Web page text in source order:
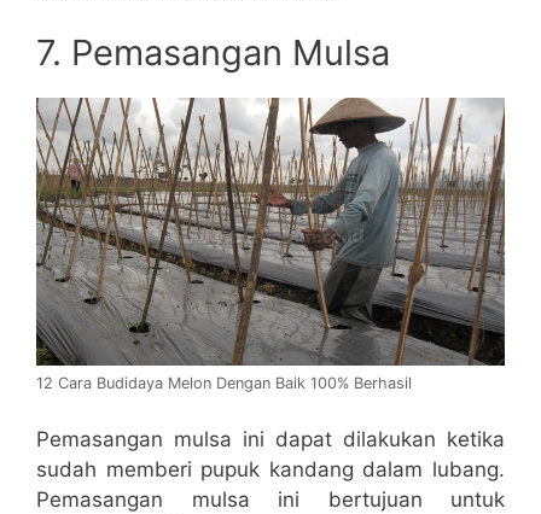
7. Pemasangan Mulsa
12 Cara Budidaya Melon Dengan Baik 100% Berhasil
Pemasangan mulsa ini dapat dilakukan ketika
sudah memberi pupuk kandang dalam lubang.
Pemasangan mulsa ini bertujuan untuk